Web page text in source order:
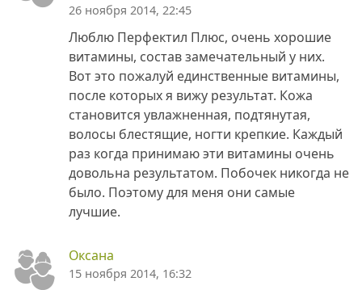
26 ноября 2014, 22:45
Люблю Перфектил Плюс, очень хорошие
витамины, состав замечательный у них.
Вот это пожалуй единственные витамины,
после которых я вижу результат. Кожа
становится увлажненная, подтянутая,
волосы блестящие, ногти крепкие. Каждый
раз когда принимаю эти витамины очень
довольна результатом. Побочек никогда не
было. Поэтому для меня они самые
лучшие.
Оксана
15 ноября 2014, 16:32